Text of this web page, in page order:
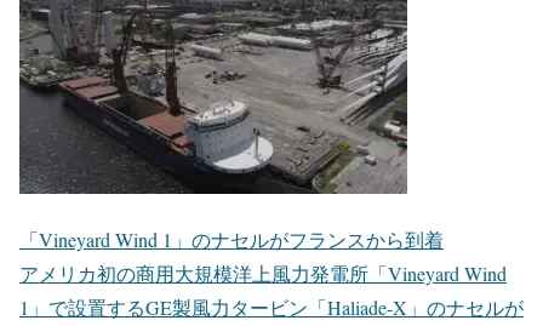
「Vineyard Wind 1」のナセルがフランスから到着
アメリカ初の商用大規模洋上風力発電所「Vineyard Wind
1」で設置するGE製風力タービン「Haliade-X」のナセルが